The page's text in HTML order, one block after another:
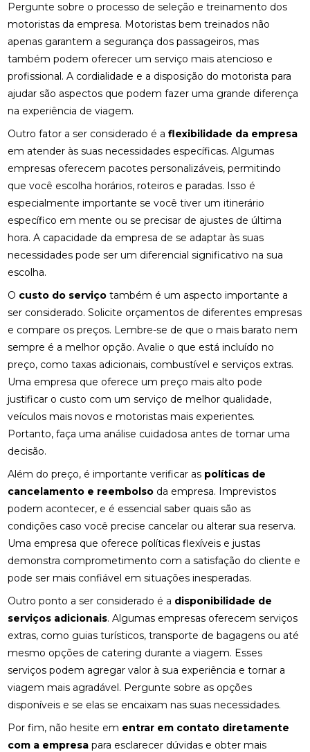
Pergunte sobre o processo de seleção e treinamento dos
motoristas da empresa. Motoristas bem treinados não
apenas garantem a segurança dos passageiros, mas
também podem oferecer um serviço mais atencioso e
profissional. A cordialidade e a disposição do motorista para
ajudar são aspectos que podem fazer uma grande diferença
na experiência de viagem.
Outro fator a ser considerado é aflexibilidade da empresa
em atender às suas necessidades específicas. Algumas
empresas oferecem pacotes personalizáveis, permitindo
que você escolha horários, roteiros e paradas. Isso é
especialmente importante se você tiver um itinerário
específico em mente ou se precisar de ajustes de última
hora. A capacidade da empresa de se adaptar às suas
necessidades pode ser um diferencial significativo na sua
escolha.
O custo do serviço também é um aspecto importante a
ser considerado. Solicite orçamentos de diferentes empresas
e compare os preços. Lembre-se de que o mais barato nem
sempre é a melhor opção. Avalie o que está incluído no
preço, como taxas adicionais, combustível e serviços extras.
Uma empresa que oferece um preço mais alto pode
justificar o custo com um serviço de melhor qualidade,
veículos mais novos e motoristas mais experientes.
Portanto, faça uma análise cuidadosa antes de tomar uma
decisão.
Além do preço, é importante verificar as políticas de
cancelamento e reembolso da empresa. Imprevistos
podem acontecer, e é essencial saber quais são as
condições caso você precise cancelar ou alterar sua reserva.
Uma empresa que oferece políticas flexíveis e justas
demonstra comprometimento com a satisfação do cliente e
pode ser mais confiável em situações inesperadas.
Outro ponto a ser considerado é a disponibilidade de
serviços adicionais. Algumas empresas oferecem serviços
extras, como guias turísticos, transporte de bagagens ou até
mesmo opções de catering durante a viagem. Esses
serviços podem agregar valor à sua experiência e tornar a
viagem mais agradável. Pergunte sobre as opções
disponíveis e se elas se encaixam nas suas necessidades.
Por fim, não hesite em entrar em contato diretamente
com a empresa para esclarecer dúvidas e obter mais